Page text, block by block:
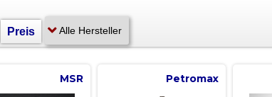
Preis
MSR Petromax